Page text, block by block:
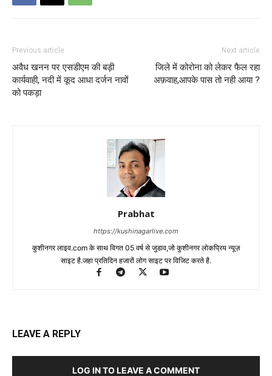
Previous article
अवैध खनन पर एसडीएम की बड़ी
कार्यवाही, नदी में कूद आधा दर्जन नावों
को पकड़ा
Next article
जिले में कोरोना को लेकर फैल रहा
अफ़वाह,आपके पास तो नही आया ?
Prabhat
https://kushinagarlive.com
कुशीनगर लाइव.com के साथ विगत 05 वर्ष से जुडाव,जो कुशीनगर लोकप्रिय न्यूज़
साइट है.जहा प्रतिदिन हजारों लोग साइट पर विजिट करते है.
LEAVE A REPLY
LOG IN TO LEAVE A COMMENT